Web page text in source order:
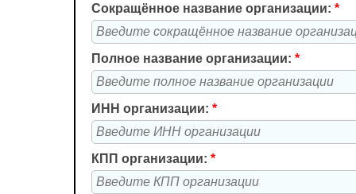
Сокращённое название организации: *
Полное название организации: *
ИНН организации: *
КПП организации: *